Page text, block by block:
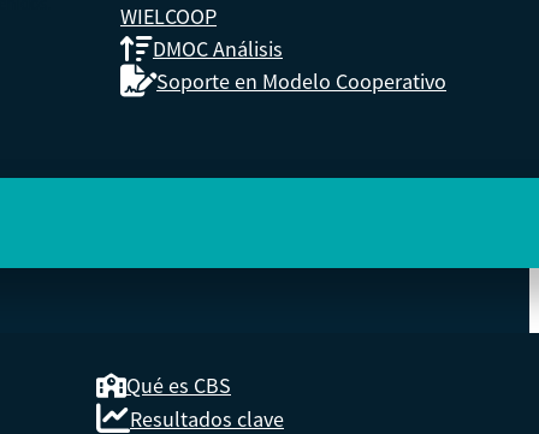
WIELCOOP
DMOC Análisis
Soporte en Modelo Cooperativo
Qué es CBS
Resultados clave